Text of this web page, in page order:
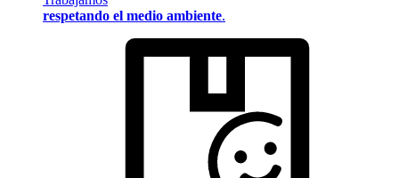
respetando el medio ambiente.